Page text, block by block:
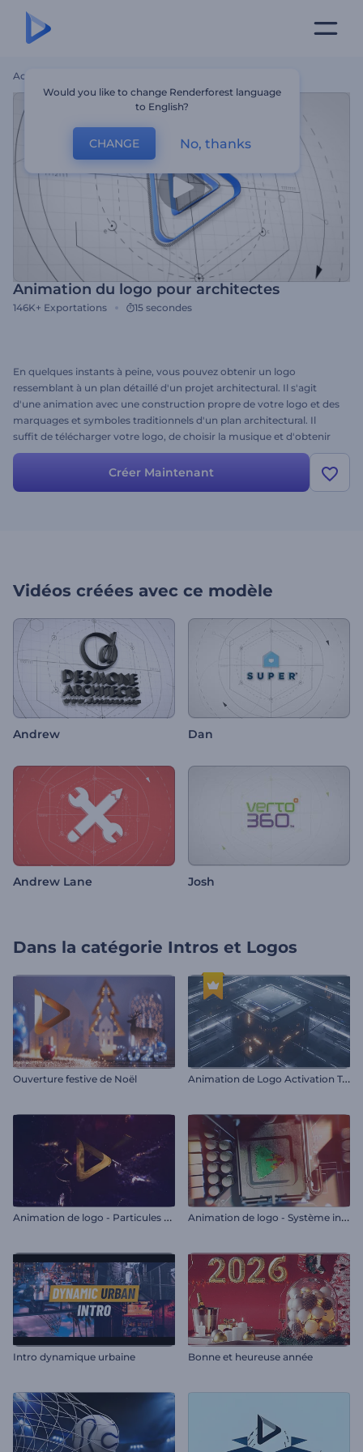
Accueil
Animation du logo pour architectes
146K+ Exportations 15 secondes
En quelques instants à peine, vous pouvez obtenir un logo
ressemblant à un plan détaillé d'un projet architectural. Il s'agit
d'une animation avec une construction propre de votre logo et des
marquages et symboles traditionnels d'un plan architectural. Il
suffit de télécharger votre logo, de choisir la musique et d'obtenir
une animation de logo extraordinaire en quelques minutes.
Essayez-le dès aujourd'hui !Créer Maintenant
Vidéos créées avec ce modèle
Andrew Dan
Andrew Lane Josh
Dans la catégorie Intros et Logos
Ouverture festive de Noël A
nimation de Logo Activation Technique
A
nimation de logo - Particules en feu A
nimation de logo - Système informatique
Intro dynamique urbaine Bonne et heureuse année
Would you like to change Renderforest language
to English?
CHANGE No, thanks